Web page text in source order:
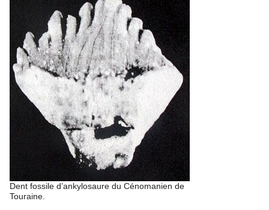
Dent fossile d’ankylosaure du Cénomanien de
Touraine.